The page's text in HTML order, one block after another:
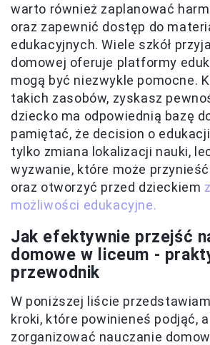
warto również zaplanować
oraz zapewnić dostęp do
edukacyjnych. Wiele szkół
domowej oferuje platformy
mogą być niezwykle pomocne.
takich zasobów, zyskasz
dziecko ma odpowiednią bazę
pamiętać, że decision o
tylko zmiana lokalizacji nauki,
wyzwanie, które może
oraz otworzyć przed dzieckiem
możliwości edukacyjne.
Jak efektywnie przejść
domowe w liceum -
przewodnik
W poniższej liście
kroki, które powinieneś podjąć,
zorganizować nauczanie